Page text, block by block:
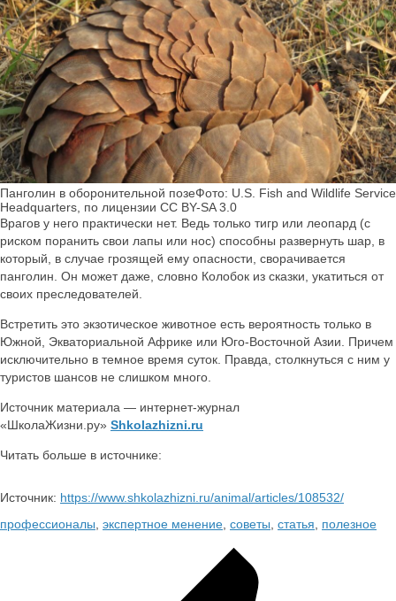
Панголин в оборонительной позеФото: U.S. Fish and Wildlife Service
Headquarters, по лицензии CC BY-SA 3.0
Врагов у него практически нет. Ведь только тигр или леопард (с
риском поранить свои лапы или нос) способны развернуть шар, в
который, в случае грозящей ему опасности, сворачивается
панголин. Он может даже, словно Колобок из сказки, укатиться от
своих преследователей.
Встретить это экзотическое животное есть вероятность только в
Южной, Экваториальной Африке или Юго-Восточной Азии. Причем
исключительно в темное время суток. Правда, столкнуться с ним у
туристов шансов не слишком много.
Источник материала — интернет-журнал
«ШколаЖизни.ру» Shkolazhizni.ru
Читать больше в источнике:
Источник: https://www.shkolazhizni.ru/animal/articles/108532/
профессионалы, экспертное менение, советы, статья, полезное